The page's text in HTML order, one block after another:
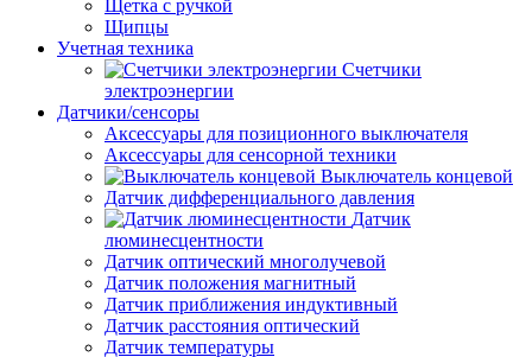
Щетка с ручкой
Щипцы
Учетная техника
Счетчики
электроэнергии
Датчики/сенсоры
Аксессуары для позиционного выключателя
Аксессуары для сенсорной техники
Выключатель концевой
Датчик дифференциального давления
Датчик
люминесцентности
Датчик оптический многолучевой
Датчик положения магнитный
Датчик приближения индуктивный
Датчик расстояния оптический
Датчик температуры